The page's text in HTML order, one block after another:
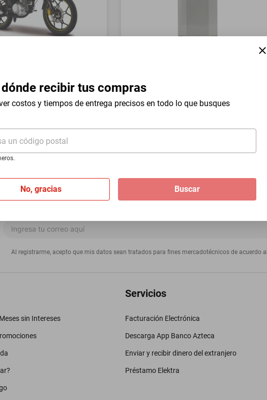
dónde recibir tus compras
costos y tiempos de entrega precisos en todo lo que busques
un código postal
No, gracias Buscar
$19,999
Al registrarme, acepto que mis datos sean tratados para fines mercadotécnicos de acuerdo al
sin Intereses
Servicios
Facturación Electrónica
Descarga App Banco Azteca
Enviar y recibir dinero del extranjero
Préstamo Elektra